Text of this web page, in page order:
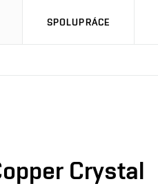
SPOLUPRÁCE
Crystal